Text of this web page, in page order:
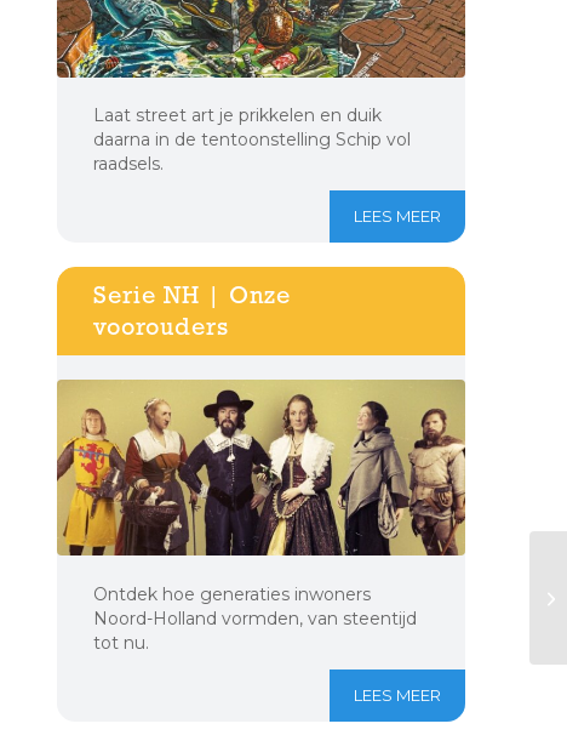
Laat street art je prikkelen en duik
daarna in de tentoonstelling Schip vol
raadsels.
LEES MEER
Serie NH | Onze
voorouders
Ontdek hoe generaties inwoners
Noord-Holland vormden, van steentijd
tot nu.
LEES MEER